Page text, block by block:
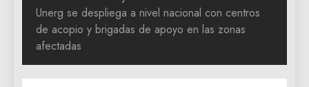
Unerg se despliega a nivel nacional con centros
de acopio y brigadas de apoyo en las zonas
afectadas